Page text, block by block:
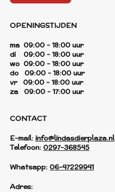
OPENINGSTIJDEN
ma 09:00 - 18:00 uur
di 09:00 - 18:00 uur
wo 09:00 - 18:00 uur
do 09:00 - 18:00 uur
vr 09:00 - 18:00 uur
za 09:00 - 17:00 uur
CONTACT
E-mail: info@lindasdierplaza.nl
Telefoon: 0297-368545
Whatsapp: 06-47229941
Adres: